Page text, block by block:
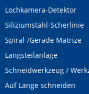
Lochkamera-Detektor
Siliziumstahl-Scherlinie
Spiral-/Gerade Matrize
Längsteilanlage
Schneidwerkzeug /
Auf Länge schneiden